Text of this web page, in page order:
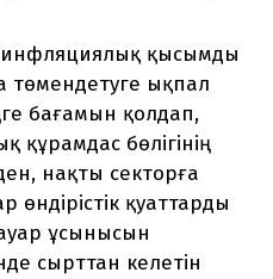
қысымды
ықпал
бағамын қолдап,
бөлігінің
нақты секторға
қуаттарды
ұсынысын
сырттан келетін